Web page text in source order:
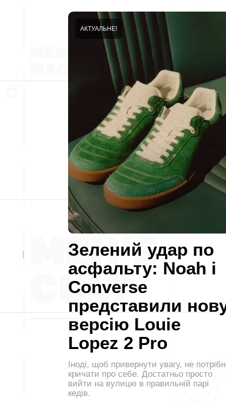
Зелений удар по
асфальту: Noah і
Converse
представили
версію Louie
Lopez 2 Pro
АКТУАЛЬНЕ!
Іноді, щоб привернути увагу, не
кричати про себе. Достатньо просто
вийти на вулицю в правильній парі
кедів.